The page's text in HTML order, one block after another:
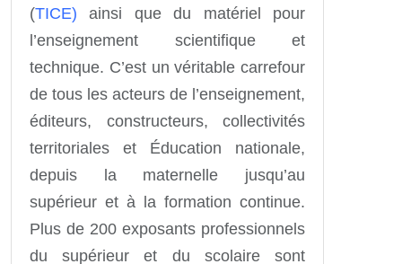
(TICE) ainsi que du matériel pour
l’enseignement scientifique et
technique. C’est un véritable carrefour
de tous les acteurs de l’enseignement,
éditeurs, constructeurs, collectivités
territoriales et Éducation nationale,
depuis la maternelle jusqu’au
supérieur et à la formation continue.
Plus de 200 exposants professionnels
du supérieur et du scolaire sont